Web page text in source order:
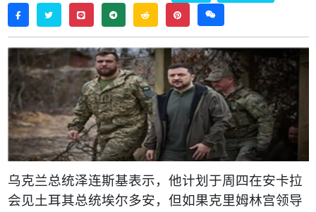
facebooktwitterline telegramreddit pinterestweixin
乌克兰总统泽连斯基表示，他计划于周四在安卡拉
会见土耳其总统埃尔多安，但如果克里姆林宫领导